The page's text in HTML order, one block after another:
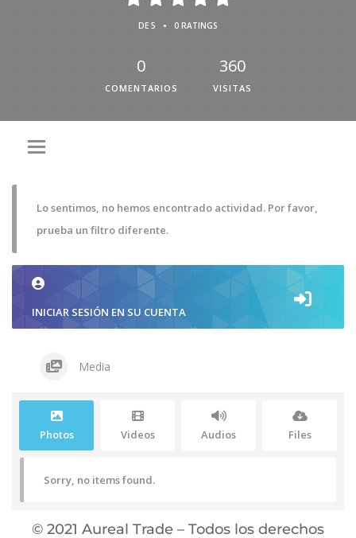
DE 5 • 0 RATINGS
0
COMENTARIOS
360
VISITAS
Lo sentimos, no hemos encontrado actividad. Por favor,
prueba un filtro diferente.
INICIAR SESIÓN EN SU CUENTA
Media
Photos Videos Audios Files
Sorry, no items found.
© 2021 Aureal Trade – Todos los derechos